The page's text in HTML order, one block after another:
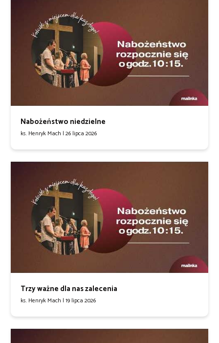
Nabożeństwo niedzielne
ks. Henryk Mach | 26 lipca 2026
Trzy ważne dla nas zalecenia
ks. Henryk Mach | 19 lipca 2026